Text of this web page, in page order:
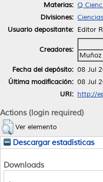
Materias: Q
Divisiones:
Usuario depositante: Editor
Creadores:
Muñoz
Fecha del depósito: 08 Jul
Última modificación: 08 Jul
URI: http://
Actions (login required)
Ver elemento
Descargar estadísticas
Downloads